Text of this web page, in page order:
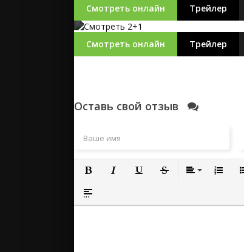
Смотреть онлайн Трейлер
Смотреть онлайн Трейлер
Оставь свой отзыв
Полужирный
Вставка спойлера